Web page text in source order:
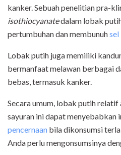
kanker. Sebuah penelitian pra-
isothiocyanatedalam lobak
pertumbuhan dan membunuhsel
Lobak putih juga memiliki
bermanfaat melawan berbagai
bebas, termasuk kanker.
Secara umum, lobak putih relatif
sayuran ini dapat menyebabkan
pencernaan bila dikonsumsi
Anda perlu mengonsumsinya